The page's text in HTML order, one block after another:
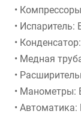
•
• Испаритель:
•
• Медная
•
• Манометры:
• Автоматика: